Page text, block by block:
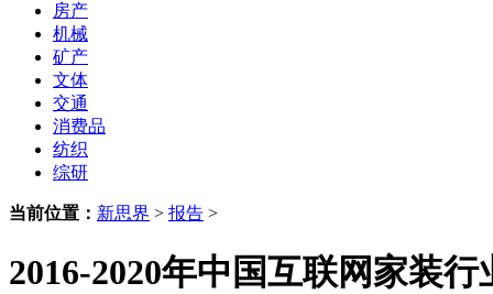
房产
机械
矿产
文体
交通
消费品
纺织
综研
当前位置： 新思界 > 报告 >
2016-2020年中国互联网家装